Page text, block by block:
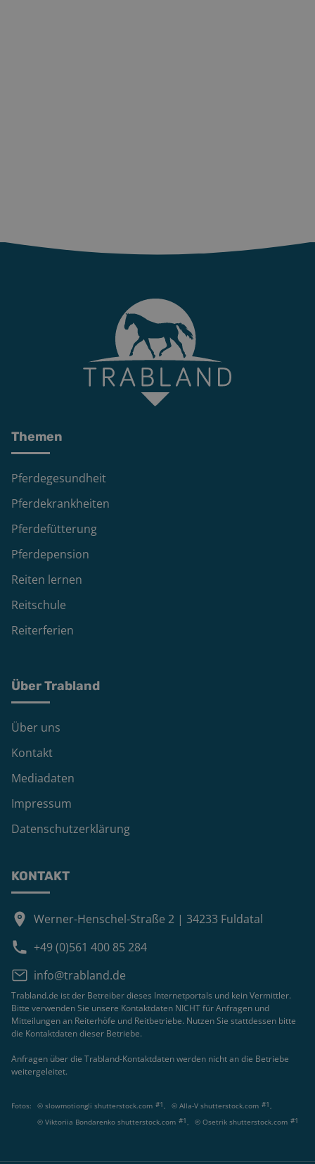
Themen
Pferdegesundheit
Pferdekrankheiten
Pferdefütterung
Pferdepension
Reiten lernen
Reitschule
Reiterferien
Über Trabland
Über uns
Kontakt
Mediadaten
Impressum
Datenschutzerklärung
KONTAKT
Werner-Henschel-Straße 2 | 34233 Fuldatal
+49 (0)561 400 85 284
info@trabland.de
Trabland.de ist der Betreiber dieses Internetportals und kein Vermittler.
Bitte verwenden Sie unsere Kontaktdaten NICHT für Anfragen und
Mitteilungen an Reiterhöfe und Reitbetriebe. Nutzen Sie stattdessen bitte
die Kontaktdaten dieser Betriebe.
Anfragen über die Trabland-Kontaktdaten werden nicht an die Betriebe
weitergeleitet.
Fotos: © slowmotiongli shutterstock.com #1, © Alla-V shutterstock.com #1,
© Viktoriia Bondarenko shutterstock.com #1, © Osetrik shutterstock.com #1